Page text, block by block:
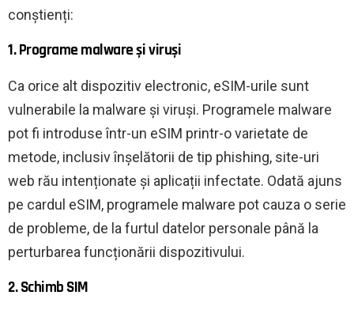
conștienți:
1. Programe malware și viruși
Ca orice alt dispozitiv electronic, eSIM-urile sunt
vulnerabile la malware și viruși. Programele malware
pot fi introduse într-un eSIM printr-o varietate de
metode, inclusiv înșelătorii de tip phishing, site-uri
web rău intenționate și aplicații infectate. Odată ajuns
pe cardul eSIM, programele malware pot cauza o serie
de probleme, de la furtul datelor personale până la
perturbarea funcționării dispozitivului.
2. Schimb SIM